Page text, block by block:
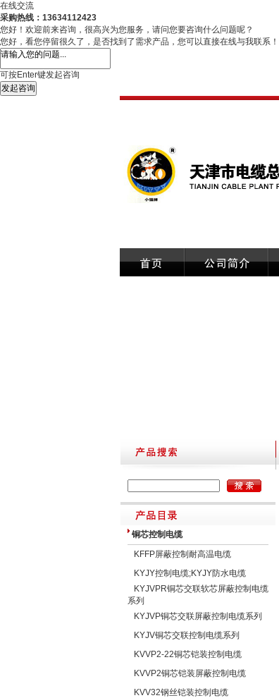
在线交流
采购热线：13634112423
您好！欢迎前来咨询，很高兴为您服务，请问您要咨询什么问题呢？
您好，看您停留很久了，是否找到了需求产品，您可以直接在线与我联系！
可按Enter键发起咨询
发起咨询
铜芯控制电缆
KFFP屏蔽控制耐高温电缆
KYJY控制电缆;KYJY防水电缆
KYJVPR铜芯交联软芯屏蔽控制电缆
系列
KYJVP铜芯交联屏蔽控制电缆系列
KYJV铜芯交联控制电缆系列
KVVP2-22铜芯铠装控制电缆
KVVP2铜芯铠装屏蔽控制电缆
KVV32钢丝铠装控制电缆